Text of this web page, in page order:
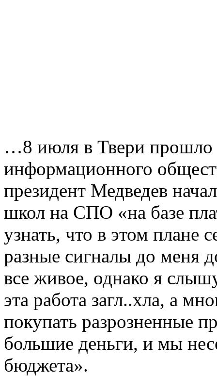
…8 июля в Твери прошло
информационного
президент Медведев
школ на СПО «на базе
узнать, что в этом плане
разные сигналы до меня
все живое, однако я
эта работа загл..хла, а
покупать разрозненные
большие деньги, и мы
бюджета».